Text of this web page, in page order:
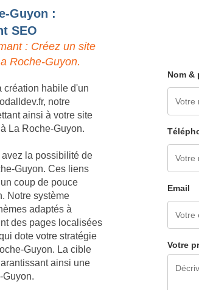
Guyon :
SEO
: Créez un site
Roche-Guyon.
création habile d'un
notre
ainsi à votre site
La Roche-Guyon.
la possibilité de
Guyon. Ces liens
coup de pouce
Notre système
adaptés à
des pages localisées
dote votre stratégie
Guyon. La cible
ainsi une
Guyon.
Nom &
Email
Votre